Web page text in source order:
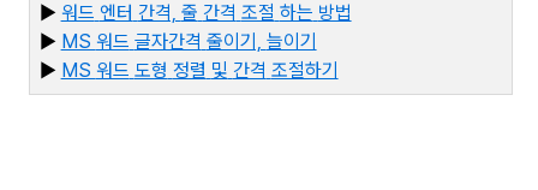
▶ 워드 엔터 간격, 줄 간격 조절 하는 방법
▶ MS 워드 글자간격 줄이기, 늘이기
▶ MS 워드 도형 정렬 및 간격 조절하기